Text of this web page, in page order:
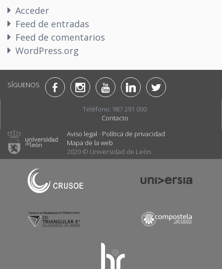
Acceder
Feed de entradas
Feed de comentarios
WordPress.org
SÍGUENOS
Teléfono: 987 291 000
Contacto
Aviso legal - Política de privacidad
Mapa de la web
2020 © Universidad de León